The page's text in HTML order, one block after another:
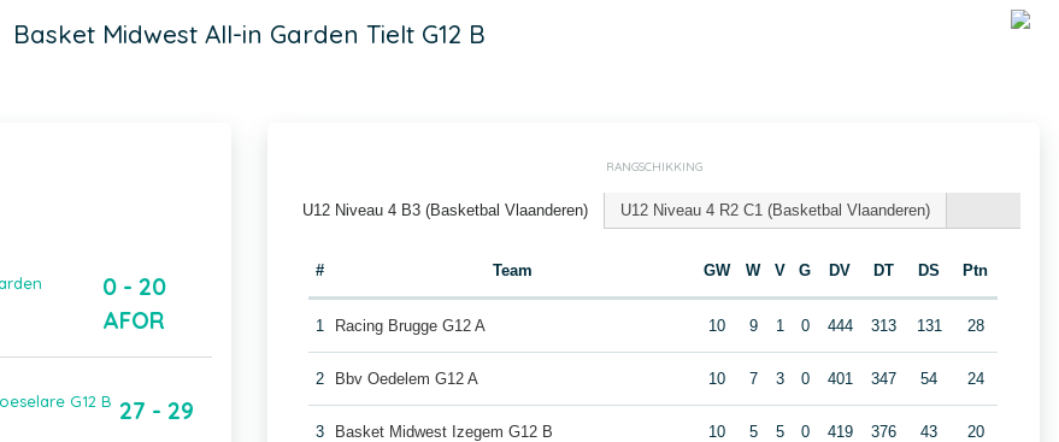
Basket Midwest All-in Garden Tielt G12 B
0 - 20
AFOR
G12 B 27 - 29
RANGSCHIKKING
U12 Niveau 4 B3 (Basketbal Vlaanderen) U12 Niveau 4 R2 C1 (Basketbal Vlaanderen)
# Team GW W V G DV DT DS Ptn
1 Racing Brugge G12 A 10 9 1 0 444 313 131 28
2 Bbv Oedelem G12 A 10 7 3 0 401 347 54 24
3 Basket Midwest Izegem G12 B 10 5 5 0 419 376 43 20